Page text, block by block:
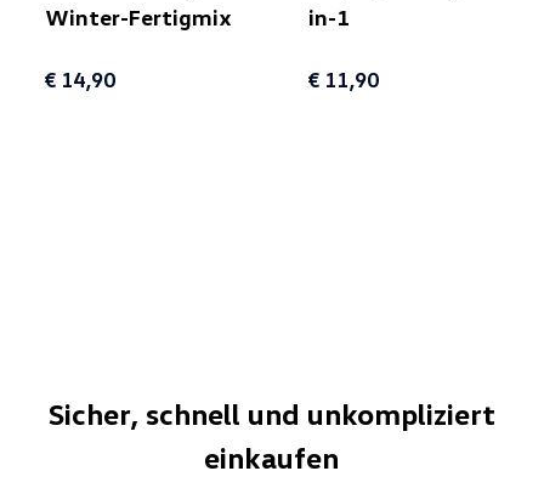
Winter-Fertigmix
€ 14,90
in-1
€ 11,90
Sicher, schnell und unkompliziert
einkaufen